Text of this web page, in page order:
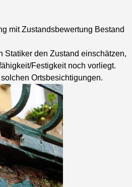
mit Zustandsbewertung Bestand
Statiker den Zustand einschätzen,
Festigkeit noch vorliegt.
Ortsbesichtigungen.